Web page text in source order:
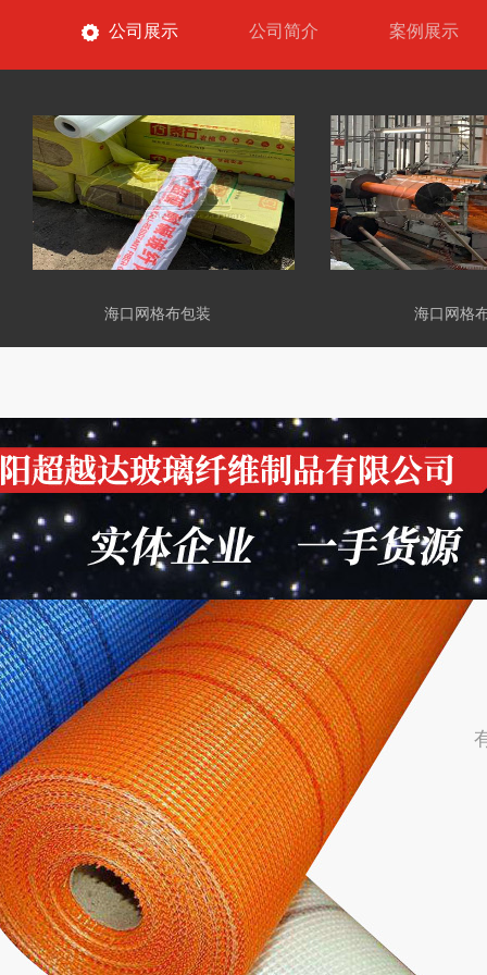
公司展示 公司简介 案例展示
海口网格布包装 海口网格布车间